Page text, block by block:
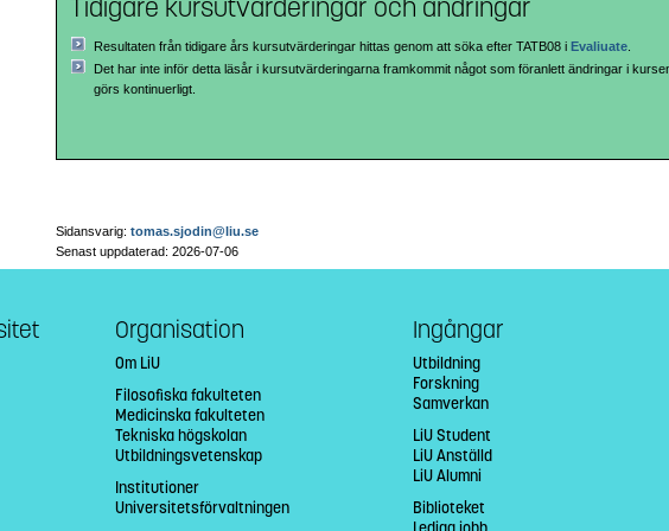
Tidigare kursutvärderingar och ändringar
Resultaten från tidigare års kursutvärderingar hittas genom att söka efter TATB08 iEvaliuate
Det har inte inför detta läsår i kursutvärderingarna framkommit något som föranlett ändringar i
görs kontinuerligt.
Sidansvarig:tomas.sjodin@liu.se
Senast uppdaterad: 2026-07-06
Organisation
Om LiU
Filosofiska fakulteten
Medicinska fakulteten
Tekniska högskolan
Utbildningsvetenskap
Institutioner
Universitetsförvaltningen
Ingångar
Utbildning
Forskning
Samverkan
LiU Student
LiU Anställd
LiU Alumni
Biblioteket